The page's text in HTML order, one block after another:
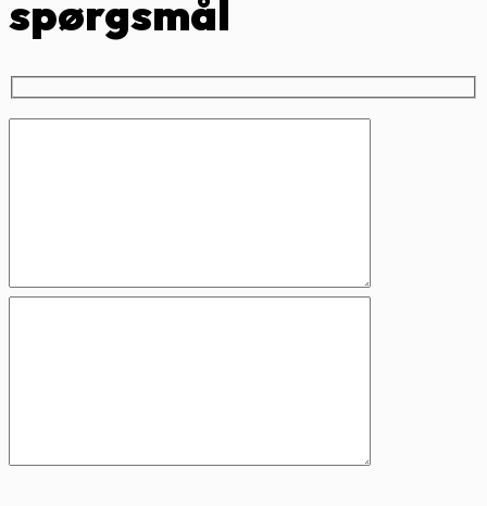
spørgsmål